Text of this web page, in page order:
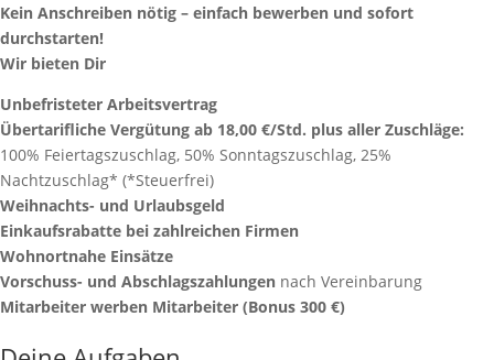
Kein Anschreiben nötig – einfach bewerben und sofort
durchstarten!
Wir bieten Dir
Unbefristeter Arbeitsvertrag
Übertarifliche Vergütung ab 18,00 €/Std. plus aller Zuschläge:
100% Feiertagszuschlag, 50% Sonntagszuschlag, 25%
Nachtzuschlag* (*Steuerfrei)
Weihnachts- und Urlaubsgeld
Einkaufsrabatte bei zahlreichen Firmen
Wohnortnahe Einsätze
Vorschuss- und Abschlagszahlungen nach Vereinbarung
Mitarbeiter werben Mitarbeiter (Bonus 300 €)